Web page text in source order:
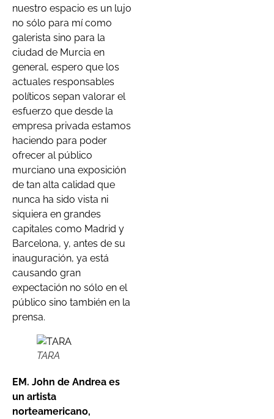
nuestro espacio es un lujo
no sólo para mí como
galerista sino para la
ciudad de Murcia en
general, espero que los
actuales responsables
políticos sepan valorar el
esfuerzo que desde la
empresa privada estamos
haciendo para poder
ofrecer al público
murciano una exposición
de tan alta calidad que
nunca ha sido vista ni
siquiera en grandes
capitales como Madrid y
Barcelona, y, antes de su
inauguración, ya está
causando gran
expectación no sólo en el
público sino también en la
prensa.
TARA
EM. John de Andrea es
un artista
norteamericano,